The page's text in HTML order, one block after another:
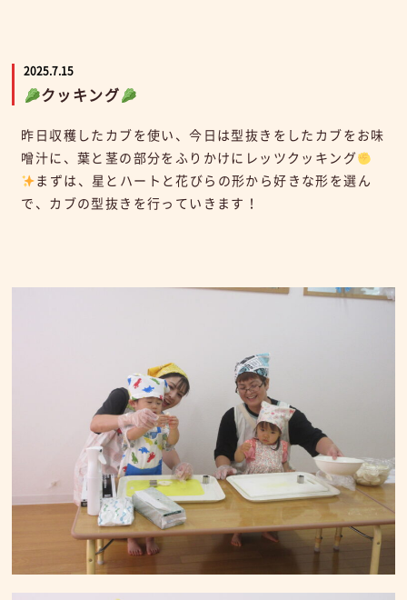
2025.7.15
クッキング
昨日収穫したカブを使い、今日は型抜きをしたカブをお味
噌汁に、葉と茎の部分をふりかけにレッツクッキング
まずは、星とハートと花びらの形から好きな形を選ん
で、カブの型抜きを行っていきます！